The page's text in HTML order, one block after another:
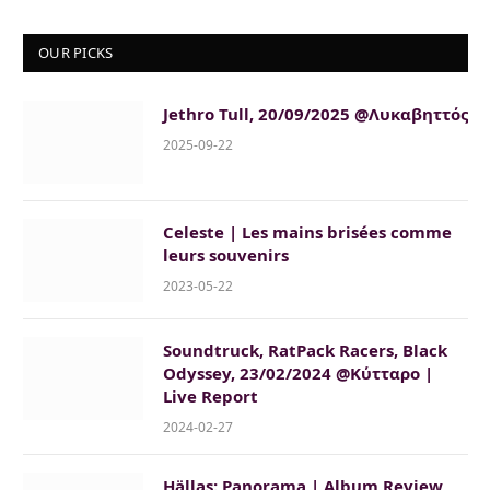
OUR PICKS
Jethro Tull, 20/09/2025 @Λυκαβηττός
2025-09-22
Celeste | Les mains brisées comme
leurs souvenirs
2023-05-22
Soundtruck, RatPack Racers, Black
Odyssey, 23/02/2024 @Κύτταρο |
Live Report
2024-02-27